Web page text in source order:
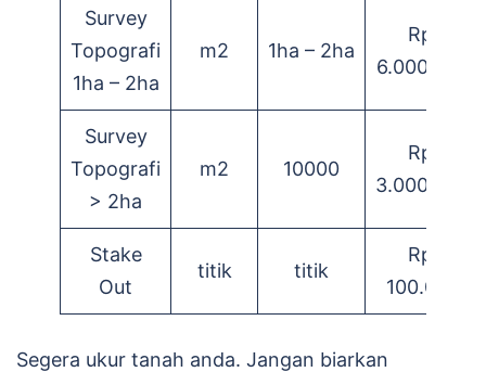
Survey
Topografi
1ha – 2ha
m2 1ha – 2ha
Rp.
6.000.000
Survey
Topografi
> 2ha
m2 10000
Rp.
3.000.000
Stake
Out
titik titik
Rp.
100.000
Segera ukur tanah anda. Jangan biarkan